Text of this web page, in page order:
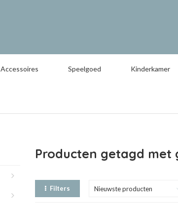
Accessoires Speelgoed Kinderkamer
Producten getagd
Filters Nieuwste producten